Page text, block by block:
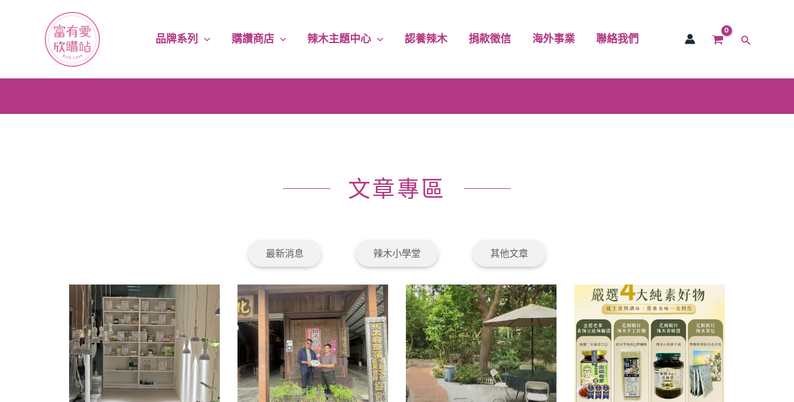
品牌系列 購讚商店 辣木主題中心 認養辣木 捐款徵信 海外事業 聯絡我們
搜
消費滿千｜免運費送到家
文章專區
最新消息 辣木小學堂 其他文章